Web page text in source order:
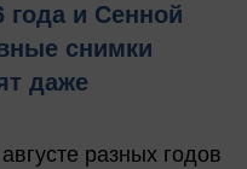
и Сенной
снимки
даже
разных годов